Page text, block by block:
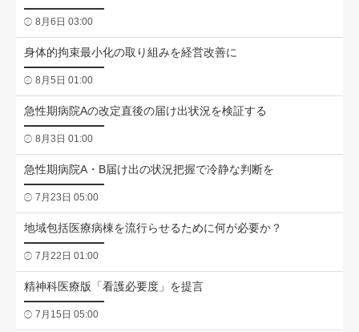
8月6日 03:00
身体的拘束最小化の取り組みを経営改善に
8月5日 01:00
急性期病院Aの改定直後の届け出状況を検証する
8月3日 01:00
急性期病院A・B届け出の状況把握で冷静な判断を
7月23日 05:00
地域包括医療病棟を流行らせるために何が必要か？
7月22日 01:00
精神科医療版「看護必要度」を提言
7月15日 05:00